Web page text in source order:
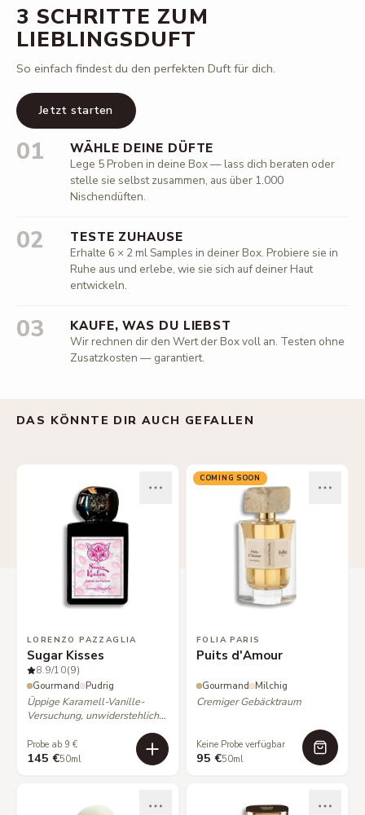
3 SCHRITTE ZUM
LIEBLINGSDUFT
So einfach findest du den perfekten Duft für dich.
Jetzt starten
01 WÄHLE DEINE DÜFTE
Lege 5 Proben in deine Box — lass dich beraten oder
stelle sie selbst zusammen, aus über 1.000
Nischendüften.
02 TESTE ZUHAUSE
Erhalte 6 × 2 ml Samples in deiner Box. Probiere sie in
Ruhe aus und erlebe, wie sie sich auf deiner Haut
entwickeln.
03 KAUFE, WAS DU LIEBST
Wir rechnen dir den Wert der Box voll an. Testen ohne
Zusatzkosten — garantiert.
DAS KÖNNTE DIR AUCH GEFALLEN
LORENZO PAZZAGLIA
Sugar Kisses
8.9/10(9)
Gourmand Pudrig
Üppige Karamell-Vanille-
Versuchung, unwiderstehlich
Probe ab 9 €
145 €50ml
COMING SOON
FOLIA PARIS
Puits d'Amour
Gourmand Milchig
Cremiger Gebäcktraum
Keine Probe verfügbar
95 €50ml